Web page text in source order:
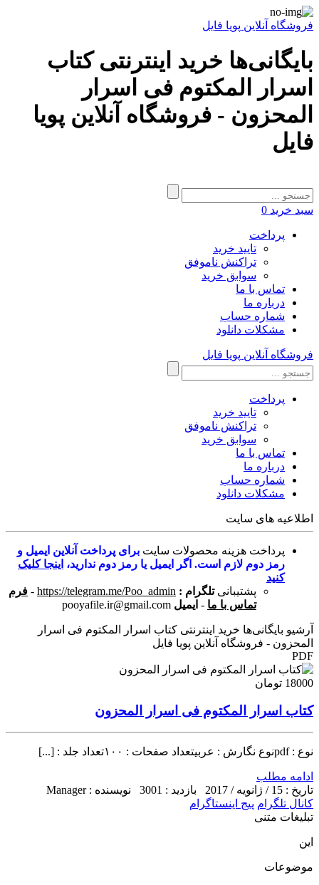
فروشگاه آنلاین پویا فایل
بایگانی‌ها خرید اینترنتی کتاب
اسرار المکتوم فی اسرار
المحزون - فروشگاه آنلاین پویا
فایل
سبد خرید 0
پرداخت
تایید خرید
تراکنش ناموفق
سوابق خرید
تماس با ما
درباره ما
شماره حساب
مشکلات دانلود
فروشگاه آنلاین پویا فایل
پرداخت
تایید خرید
تراکنش ناموفق
سوابق خرید
تماس با ما
درباره ما
شماره حساب
مشکلات دانلود
اطلاعیه های سایت
پرداخت هزینه محصولات سایت برای پرداخت آنلاین ایمیل و
رمز دوم لازم است. اگر ایمیل یا رمز دوم ندارید، اینجا کلیک
کنید
پشتیبانی تلگرام : https://telegram.me/Poo_admin
- فرم
تماس با ما - ایمیل pooyafile.ir@gmail.com
آرشیو بایگانی‌ها خرید اینترنتی کتاب اسرار المکتوم فی اسرار
المحزون - فروشگاه آنلاین پویا فایل
PDF
18000 تومان
کتاب اسرار المکتوم فی اسرار المحزون
نوع : pdfنوع نگارش : عربیتعداد صفحات : ۱۰۰تعداد جلد : [...]
ادامه مطلب
تاریخ : 15 / ژانویه / 2017
بازدید : 3001
نویسنده : Manager
کانال تلگرام پیج اینستاگرام
تبلیغات متنی
این
موضوعات